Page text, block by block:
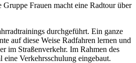
Gruppe Frauen macht eine Radtour über
durchgeführt. Ein ganze
auf diese Weise Radfahren lernen und
im Straßenverkehr. Im Rahmen des
eine Verkehrsschulung eingebaut.